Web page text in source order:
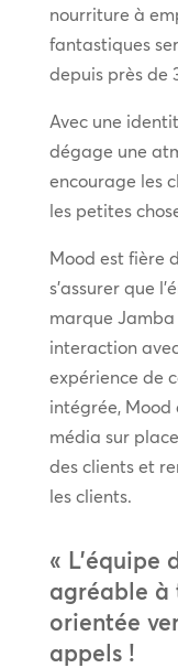
nourriture à
fantastiques
depuis près de
Avec une
dégage une
encourage les
les petites
Mood est fière
s’assurer que
marque Jamba
interaction
expérience de
intégrée,
média sur
des clients et
les clients.
« L’équipe
agréable à
orientée
appels !